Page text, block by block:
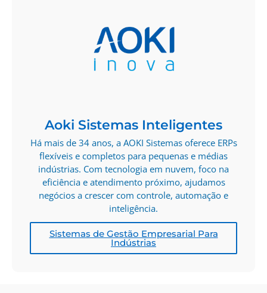
Aoki Sistemas Inteligentes
Há mais de 34 anos, a AOKI Sistemas oferece ERPs
flexíveis e completos para pequenas e médias
indústrias. Com tecnologia em nuvem, foco na
eficiência e atendimento próximo, ajudamos
negócios a crescer com controle, automação e
inteligência.
Sistemas de Gestão Empresarial Para
Indústrias